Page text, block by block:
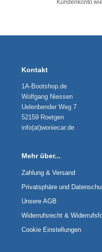
Kundenkonto
Kontakt
1A-Bootshop.de
Wolfgang Niessen
Uelenbender Weg 7
52159 Roetgen
info(at)woniecar.de
Mehr über...
Zahlung & Versand
Privatsphäre und
Unsere AGB
Widerrufsrecht &
Cookie Einstellungen